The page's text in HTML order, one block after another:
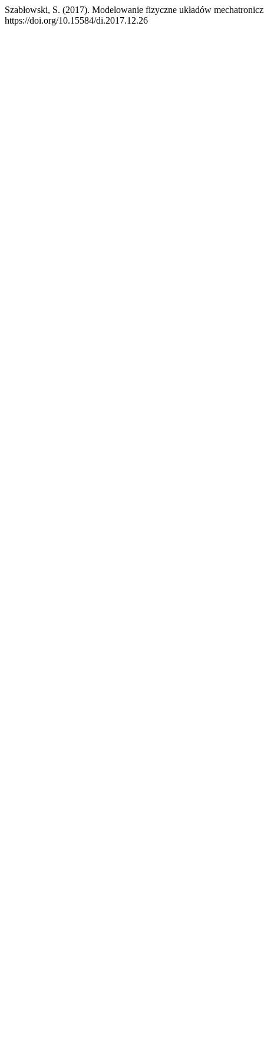
Szabłowski, S. (2017). Modelowanie fizyczne układów
https://doi.org/10.15584/di.2017.12.26